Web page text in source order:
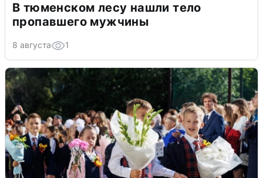
В тюменском лесу нашли тело
пропавшего мужчины
8 августа 1